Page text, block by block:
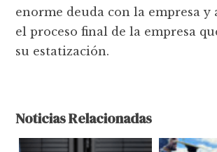
enorme deuda con la empresa y
el proceso final de la empresa
su estatización.
Noticias Relacionadas